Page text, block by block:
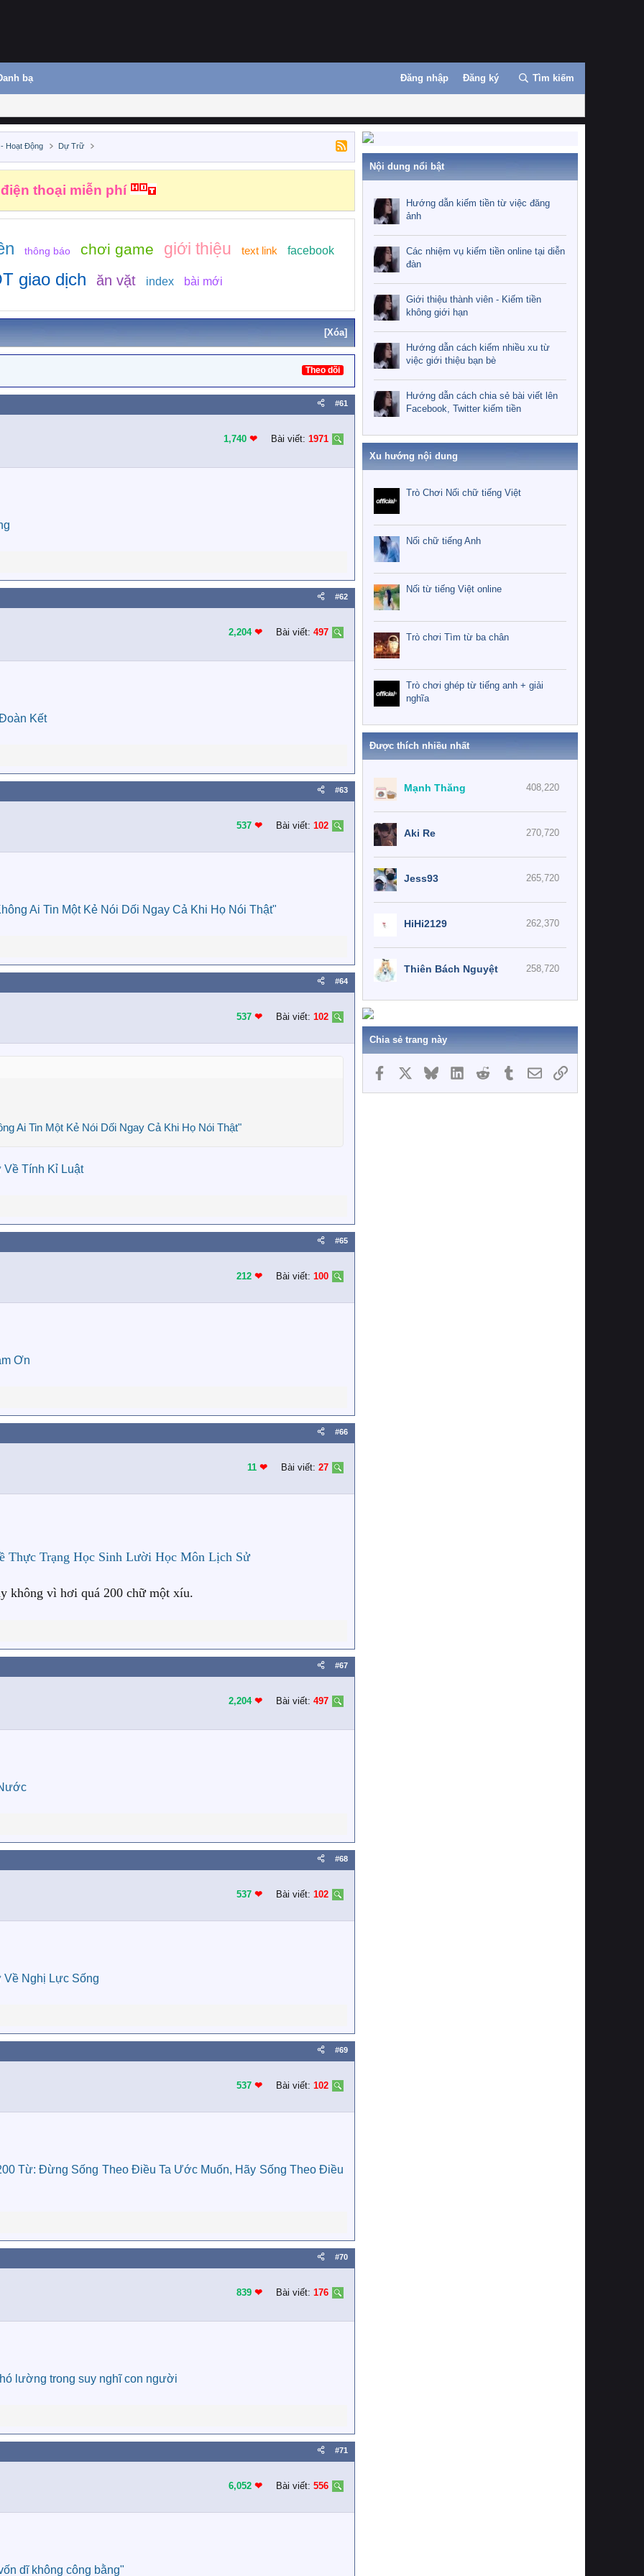
bạ Đăng nhập Đăng ký Tìm kiếm
Hoạt Động Dự Trữ
thoại miễn phí
thông báo chơi game giới thiệu text link facebook
giao dịch ăn vặt index bài mới
[Xóa]
Theo dõi
#61
1,740 ❤︎ Bài viết: 1971
#62
2,204 ❤︎ Bài viết: 497
Kết
#63
537 ❤︎ Bài viết: 102
Ai Tin Một Kẻ Nói Dối Ngay Cả Khi Họ Nói Thật"
#64
537 ❤︎ Bài viết: 102
Ai Tin Một Kẻ Nói Dối Ngay Cả Khi Họ Nói Thật"
Tính Kỉ Luật
#65
212 ❤︎ Bài viết: 100
Ơn
#66
11 ❤︎ Bài viết: 27
Thực Trạng Học Sinh Lười Học Môn Lịch Sử
không vì hơi quá 200 chữ một xíu.
#67
2,204 ❤︎ Bài viết: 497
#68
537 ❤︎ Bài viết: 102
Nghị Lực Sống
#69
537 ❤︎ Bài viết: 102
Từ: Đừng Sống Theo Điều Ta Ước Muốn, Hãy Sống Theo Điều
#70
839 ❤︎ Bài viết: 176
lường trong suy nghĩ con người
#71
6,052 ❤︎ Bài viết: 556
dĩ không công bằng"
Nội dung nổi bật
Hướng dẫn kiếm tiền từ việc đăng
ảnh
Các nhiệm vụ kiếm tiền online tại diễn
đàn
Giới thiệu thành viên - Kiếm tiền
không giới hạn
Hướng dẫn cách kiếm nhiều xu từ
việc giới thiệu bạn bè
Hướng dẫn cách chia sẻ bài viết lên
Facebook, Twitter kiếm tiền
Xu hướng nội dung
Trò Chơi Nối chữ tiếng Việt
Nối chữ tiếng Anh
Nối từ tiếng Việt online
Trò chơi Tìm từ ba chân
Trò chơi ghép từ tiếng anh + giải
nghĩa
Được thích nhiều nhất
408,220
Mạnh Thăng
270,720
Aki Re
265,720
Jess93
262,370
HiHi2129
258,720
Thiên Bách Nguyệt
Chia sẻ trang này
Facebook BlueskyLinkedInReddit TumblrEmailLink